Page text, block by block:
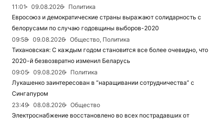
11:01
09.08.2026
Политика
Евросоюз и демократические страны выражают солидарность с
белорусами по случаю годовщины выборов-2020
09:58
09.08.2026
Общество, Политика
Тихановская: С каждым годом становится все более очевидно, что
2020-й безвозвратно изменил Беларусь
09:05
09.08.2026
Политика
Лукашенко заинтересован в “наращивании сотрудничества” с
Сингапуром
23:49
08.08.2026
Общество
Электроснабжение восстановлено во всех пострадавших от